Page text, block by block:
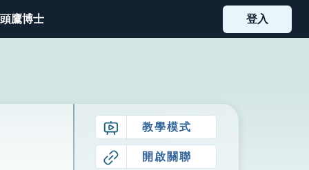
鷹博士 登入
教學模式
開啟關聯